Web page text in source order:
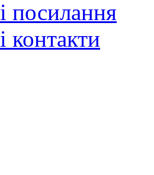
посилання
контакти